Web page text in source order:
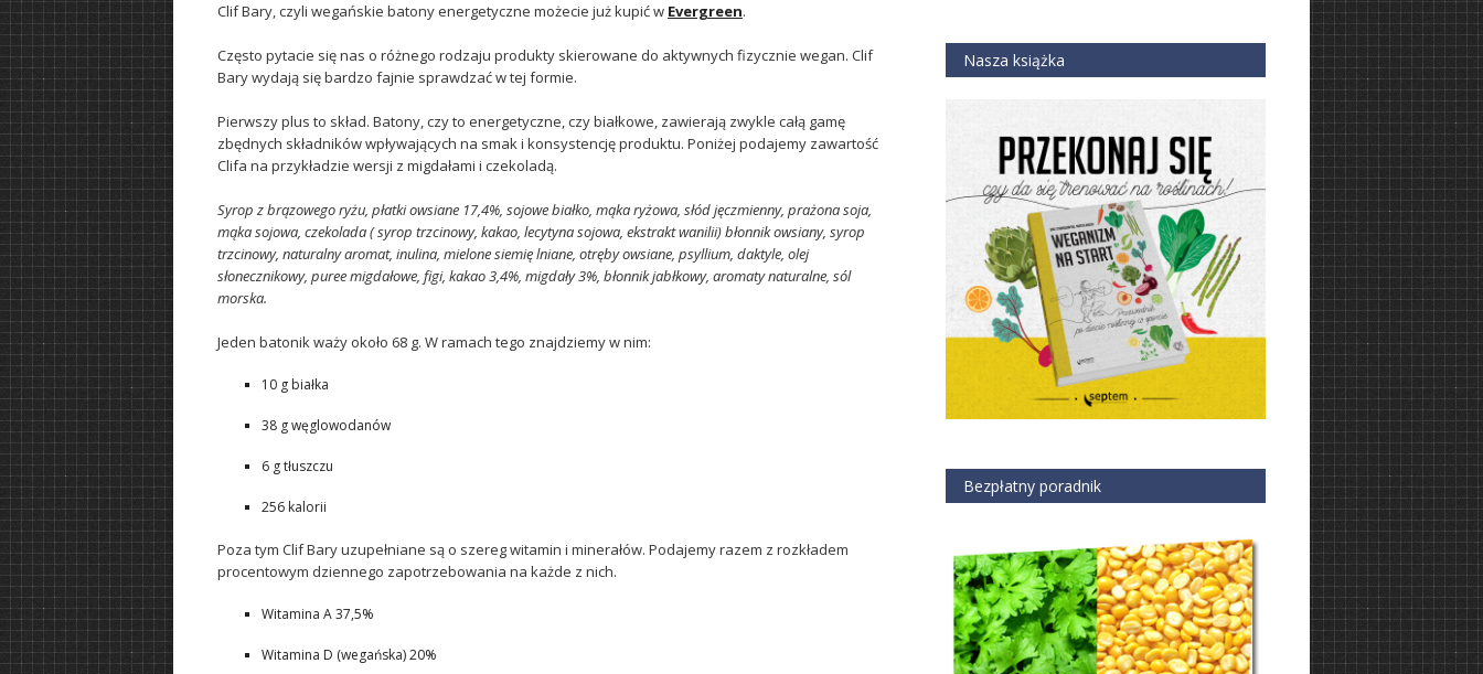
Clif Bary, czyli wegańskie batony energetyczne możecie już kupić w Evergreen.
Często pytacie się nas o różnego rodzaju produkty skierowane do aktywnych fizycznie wegan. Clif
Bary wydają się bardzo fajnie sprawdzać w tej formie.
Pierwszy plus to skład. Batony, czy to energetyczne, czy białkowe, zawierają zwykle całą gamę
zbędnych składników wpływających na smak i konsystencję produktu. Poniżej podajemy zawartość
Clifa na przykładzie wersji z migdałami i czekoladą.
Syrop z brązowego ryżu, płatki owsiane 17,4%, sojowe białko, mąka ryżowa, słód jęczmienny, prażona soja,
mąka sojowa, czekolada ( syrop trzcinowy, kakao, lecytyna sojowa, ekstrakt wanilii) błonnik owsiany, syrop
trzcinowy, naturalny aromat, inulina, mielone siemię lniane, otręby owsiane, psyllium, daktyle, olej
słonecznikowy, puree migdałowe, figi, kakao 3,4%, migdały 3%, błonnik jabłkowy, aromaty naturalne, sól
morska.
Jeden batonik waży około 68 g. W ramach tego znajdziemy w nim:
10 g białka
38 g węglowodanów
6 g tłuszczu
256 kalorii
Poza tym Clif Bary uzupełniane są o szereg witamin i minerałów. Podajemy razem z rozkładem
procentowym dziennego zapotrzebowania na każde z nich.
Witamina A 37,5%
Witamina D (wegańska) 20%
Nasza książka
Bezpłatny poradnik